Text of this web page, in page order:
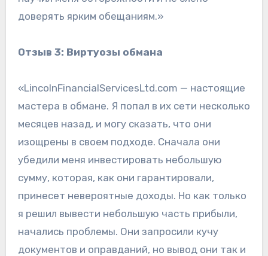
доверять ярким обещаниям.»
Отзыв 3: Виртуозы обмана
«LincolnFinancialServicesLtd.com — настоящие
мастера в обмане. Я попал в их сети несколько
месяцев назад, и могу сказать, что они
изощрены в своем подходе. Сначала они
убедили меня инвестировать небольшую
сумму, которая, как они гарантировали,
принесет невероятные доходы. Но как только
я решил вывести небольшую часть прибыли,
начались проблемы. Они запросили кучу
документов и оправданий, но вывод они так и